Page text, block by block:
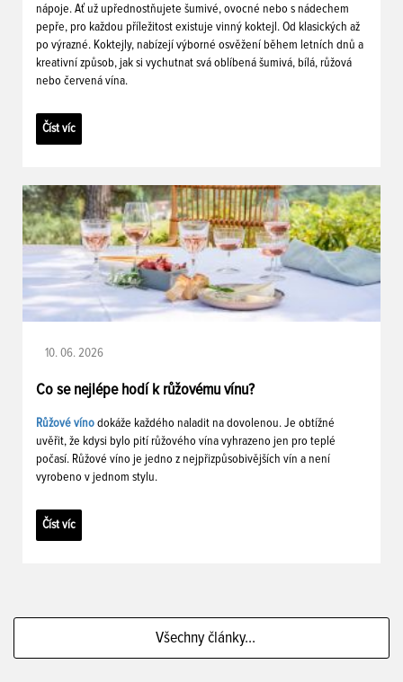
nápoje. Ať už upřednostňujete šumivé, ovocné nebo s nádechem
pepře, pro každou příležitost existuje vinný koktejl. Od klasických až
po výrazné. Koktejly, nabízejí výborné osvěžení během letních dnů a
kreativní způsob, jak si vychutnat svá oblíbená šumivá, bílá, růžová
nebo červená vína.
Číst víc
10. 06. 2026
Co se nejlépe hodí k růžovému vínu?
Růžové víno dokáže každého naladit na dovolenou. Je obtížné
uvěřit, že kdysi bylo pití růžového vína vyhrazeno jen pro teplé
počasí. Růžové víno je jedno z nejpřizpůsobivějších vín a není
vyrobeno v jednom stylu.
Číst víc
Všechny články...